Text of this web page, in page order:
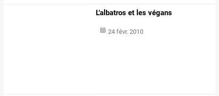
L'albatros et les végans
24 févr. 2010